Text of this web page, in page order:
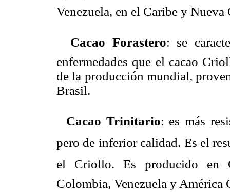
Venezuela, en el Caribe y Nueva
Cacao Forastero: se
enfermedades que el cacao
de la producción mundial,
Brasil.
Cacao Trinitario: es más
pero de inferior calidad. Es el
el Criollo. Es producido en
Colombia, Venezuela y América